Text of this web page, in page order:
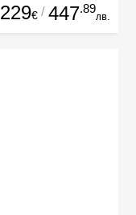
229€ / 447.89
лв.